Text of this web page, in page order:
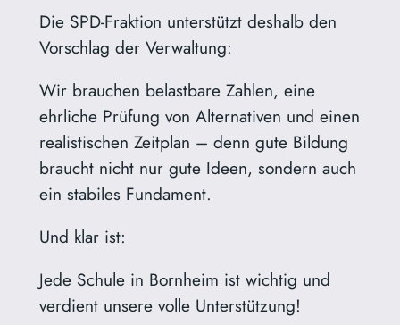
Die SPD-Fraktion unterstützt deshalb den
Vorschlag der Verwaltung:
Wir brauchen belastbare Zahlen, eine
ehrliche Prüfung von Alternativen und einen
realistischen Zeitplan – denn gute Bildung
braucht nicht nur gute Ideen, sondern auch
ein stabiles Fundament.
Und klar ist:
Jede Schule in Bornheim ist wichtig und
verdient unsere volle Unterstützung!